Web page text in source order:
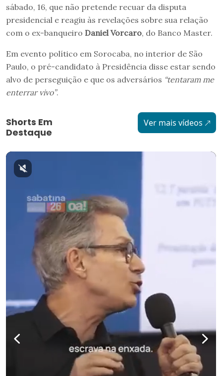
sábado, 16, que não pretende recuar da disputa
presidencial e reagiu às revelações sobre sua relação
com o ex-banqueiro Daniel Vorcaro, do Banco Master.
Em evento político em Sorocaba, no interior de São
Paulo, o pré-candidato à Presidência disse estar sendo
alvo de perseguição e que os adversários “tentaram me
enterrar vivo”.
Shorts Em
Destaque
Ver mais vídeos